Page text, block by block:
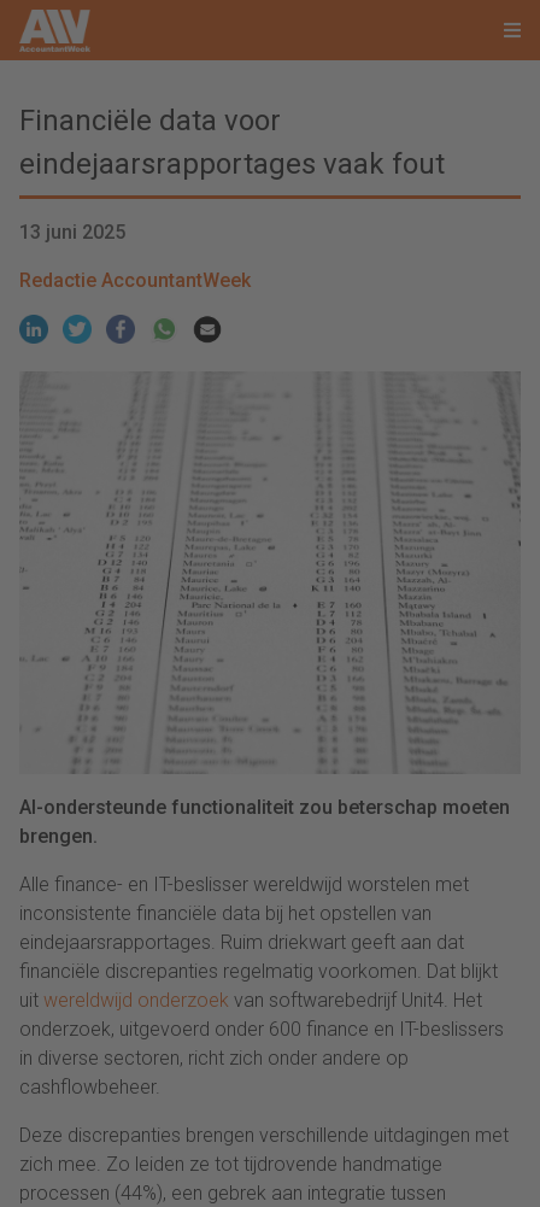
Financiële data voor
eindejaarsrapportages vaak fout
13 juni 2025
Redactie AccountantWeek
AI-ondersteunde functionaliteit zou beterschap moeten
brengen.
Alle finance- en IT-beslisser wereldwijd worstelen met
inconsistente financiële data bij het opstellen van
eindejaarsrapportages. Ruim driekwart geeft aan dat
financiële discrepanties regelmatig voorkomen. Dat blijkt
uit wereldwijd onderzoek van softwarebedrijf Unit4. Het
onderzoek, uitgevoerd onder 600 finance en IT-beslissers
in diverse sectoren, richt zich onder andere op
cashflowbeheer.
Deze discrepanties brengen verschillende uitdagingen met
zich mee. Zo leiden ze tot tijdrovende handmatige
processen (44%), een gebrek aan integratie tussen